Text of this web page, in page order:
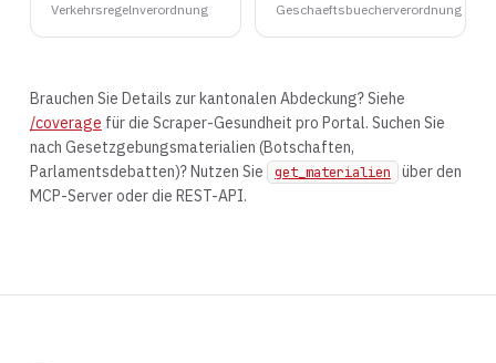
Verkehrsregelnverordnung Geschaeftsbuecherverordnung
Brauchen Sie Details zur kantonalen Abdeckung? Siehe
/coverage für die Scraper-Gesundheit pro Portal. Suchen Sie
nach Gesetzgebungsmaterialien (Botschaften,
Parlamentsdebatten)? Nutzen Sie
get_materialien
über den
MCP-Server oder die REST-API.